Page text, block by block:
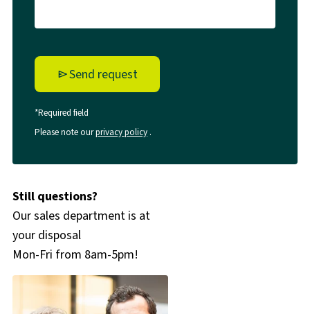
Send request
*Required field
Please note ourprivacy policy.
Still questions?
Our sales department is at
your disposal
Mon-Fri from 8am-5pm!